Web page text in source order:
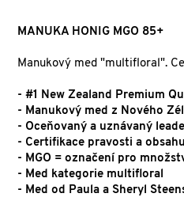
MANUKA HONIG MGO 85+
Manukový med "multifloral".
- #1 New Zealand Premium
- Manukový med z Nového
- Oceňovaný a uznávaný
- Certifikace pravosti a
- MGO = označení pro
- Med kategorie multifloral
- Med od Paula a Sheryl